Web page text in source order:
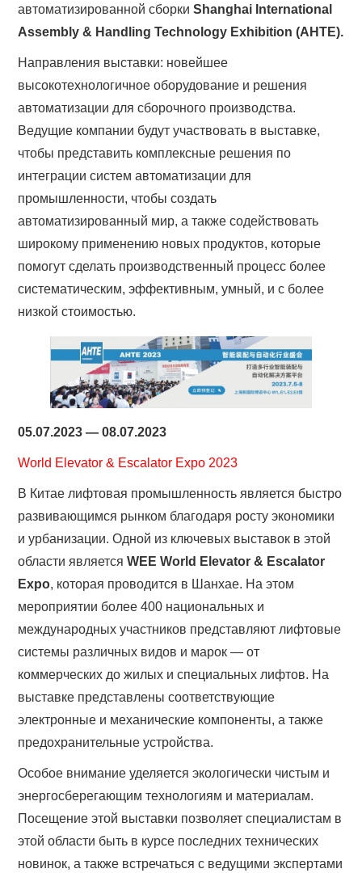
автоматизированной сборкиShanghai International
Assembly & Handling Technology Exhibition (AHTE).
Направления выставки: новейшее
высокотехнологичное оборудование и решения
автоматизации для сборочного производства.
Ведущие компании будут участвовать в выставке,
чтобы представить комплексные решения по
интеграции систем автоматизации для
промышленности, чтобы создать
автоматизированный мир, а также содействовать
широкому применению новых продуктов, которые
помогут сделать производственный процесс более
систематическим, эффективным, умный, и с более
низкой стоимостью.
05.07.2023 — 08.07.2023
World Elevator & Escalator Expo 2023
В Китае лифтовая промышленность является быстро
развивающимся рынком благодаря росту экономики
и урбанизации. Одной из ключевых выставок в этой
области являетсяWEE World Elevator & Escalator
Expo, которая проводится в Шанхае. На этом
мероприятии более 400 национальных и
международных участников представляют лифтовые
системы различных видов и марок — от
коммерческих до жилых и специальных лифтов. На
выставке представлены соответствующие
электронные и механические компоненты, а также
предохранительные устройства.
Особое внимание уделяется экологически чистым и
энергосберегающим технологиям и материалам.
Посещение этой выставки позволяет специалистам в
этой области быть в курсе последних технических
новинок, а также встречаться с ведущими экспертами